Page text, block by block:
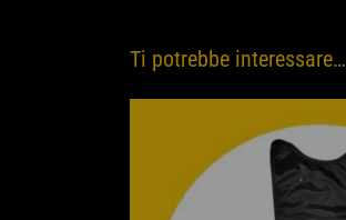
Ti potrebbe interessare…